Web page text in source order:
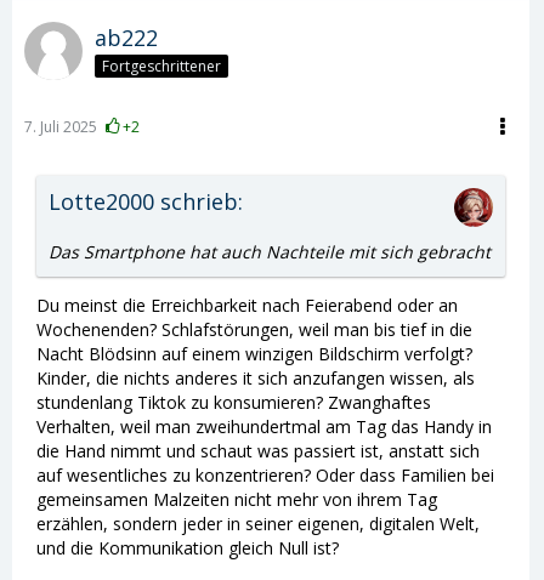
ab222
Fortgeschrittener
7. Juli 2025 +2
Lotte2000 schrieb:
Das Smartphone hat auch Nachteile mit sich gebracht
Du meinst die Erreichbarkeit nach Feierabend oder an
Wochenenden? Schlafstörungen, weil man bis tief in die
Nacht Blödsinn auf einem winzigen Bildschirm verfolgt?
Kinder, die nichts anderes it sich anzufangen wissen, als
stundenlang Tiktok zu konsumieren? Zwanghaftes
Verhalten, weil man zweihundertmal am Tag das Handy in
die Hand nimmt und schaut was passiert ist, anstatt sich
auf wesentliches zu konzentrieren? Oder dass Familien bei
gemeinsamen Malzeiten nicht mehr von ihrem Tag
erzählen, sondern jeder in seiner eigenen, digitalen Welt,
und die Kommunikation gleich Null ist?